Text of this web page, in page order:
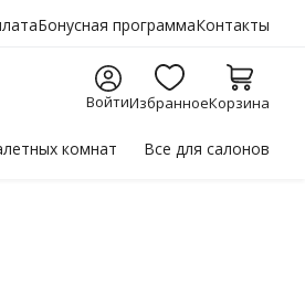
Бонусная программаКонтакты
ВойтиИзбранноеКорзина
комнат Все для салонов